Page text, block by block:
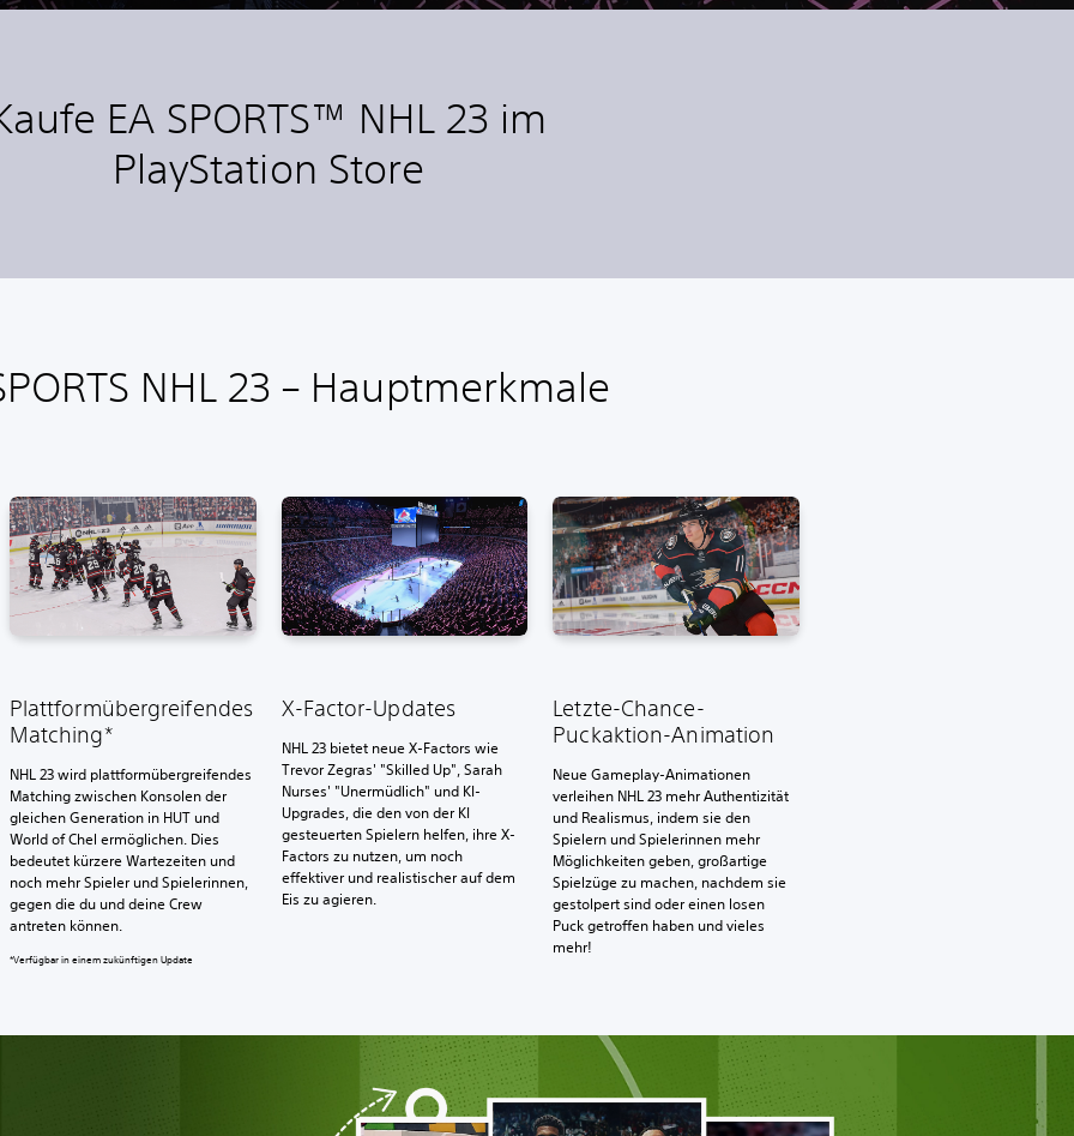
EA SPORTS™ NHL 23 im
PlayStation Store
NHL 23 – Hauptmerkmale
Plattformübergreifendes
Matching*
NHL 23 wird plattformübergreifendes
Matching zwischen Konsolen der
gleichen Generation in HUT und
World of Chel ermöglichen. Dies
bedeutet kürzere Wartezeiten und
noch mehr Spieler und Spielerinnen,
gegen die du und deine Crew
antreten können.
*Verfügbar in einem zukünftigen Update
X-Factor-Updates
NHL 23 bietet neue X-Factors wie
Trevor Zegras' "Skilled Up", Sarah
Nurses' "Unermüdlich" und KI-
Upgrades, die den von der KI
gesteuerten Spielern helfen, ihre X-
Factors zu nutzen, um noch
effektiver und realistischer auf dem
Eis zu agieren.
Letzte-Chance-
Puckaktion-Animation
Neue Gameplay-Animationen
verleihen NHL 23 mehr Authentizität
und Realismus, indem sie den
Spielern und Spielerinnen mehr
Möglichkeiten geben, großartige
Spielzüge zu machen, nachdem sie
gestolpert sind oder einen losen
Puck getroffen haben und vieles
mehr!